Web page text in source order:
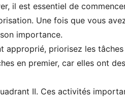
il est essentiel de
Une fois que vous
importance.
approprié, priorisez les
en premier, car elles ont
II. Ces activités